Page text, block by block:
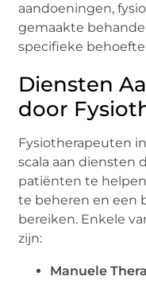
aandoeningen,
gemaakte
specifieke
Diensten
door
Fysiotherapeuten
scala aan diensten
patiënten te
te beheren en een
bereiken. Enkele
zijn:
Manuele